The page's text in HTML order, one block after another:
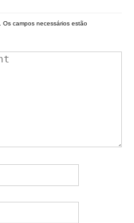
Os campos necessários estão